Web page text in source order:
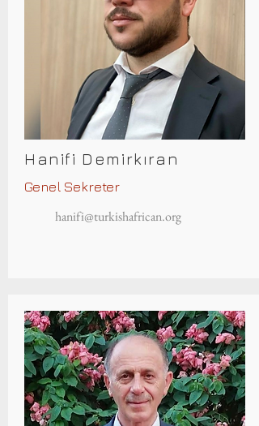
Hanifi Demirkıran
Genel Sekreter
hanifi@turkishafrican.org